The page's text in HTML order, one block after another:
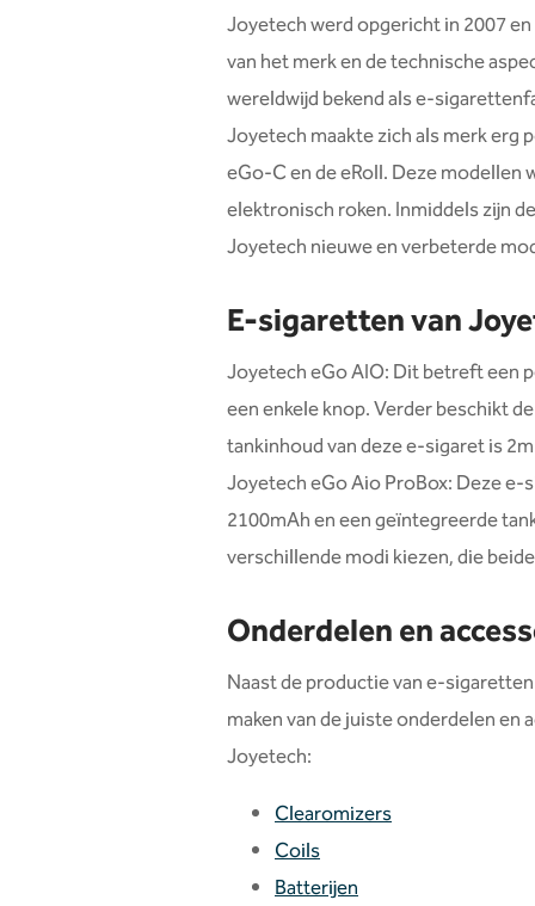
Joyetech werd opgericht in 2007
van het merk en de technische
wereldwijd bekend als e-
Joyetech maakte zich als merk erg
eGo-C en de eRoll. Deze modellen
elektronisch roken. Inmiddels zijn
Joyetech nieuwe en verbeterde
E-sigaretten van
Joyetech eGo AIO: Dit betreft een
een enkele knop. Verder beschikt
tankinhoud van deze e-sigaret is
Joyetech eGo Aio ProBox: Deze
2100mAh en een geïntegreerde
verschillende modi kiezen, die
Onderdelen en
Naast de productie van e-
maken van de juiste onderdelen en
Joyetech:
Clearomizers
Coils
Batterijen